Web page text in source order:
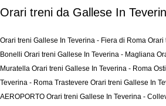
Orari treni da Gallese In
Orari treni Gallese In Teverina - Fiera di Roma Orari
Bonelli Orari treni Gallese In Teverina - Magliana
Muratella Orari treni Gallese In Teverina - Roma
Teverina - Roma Trastevere Orari treni Gallese In
AEROPORTO Orari treni Gallese In Teverina -